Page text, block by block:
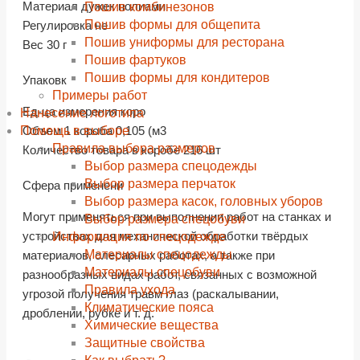
Пошив комбинезонов
Пошив формы для общепита
Пошив униформы для ресторана
Пошив фартуков
Пошив формы для кондитеров
Примеры работ
Нанесение логотипа
Помощь в выборе
Правила выбора размеров
Выбор размера спецодежды
Выбор размера перчаток
Выбор размера касок, головных уборов
Выбор размера спецобуви
Информация по спецодежде
Материалы спецодежды
Материалы спецобуви
Правила ухода
Климатические пояса
Химические вещества
Защитные свойства
Материал дужек полиами
Регулировка не
Вес 30 г
Упаковк
Ед-ца измерения коро
Объем 1 короба 0,105 (м3
Количество товара в коробе 216 шт
Сфера применени
Могут применяться при выполнении работ на станках и
устройствах для механической обработки твёрдых
материалов, слесарных работах, а также при
разнообразных видах работ, связанных с возможной
угрозой получения травм глаз (раскалывании,
дроблении, рубке и т. д.